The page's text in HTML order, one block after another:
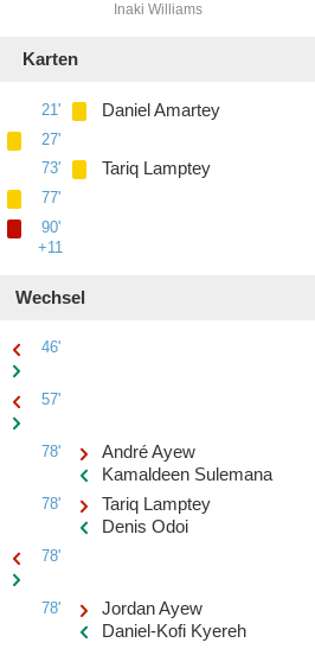
Inaki Williams
Karten
21'
Daniel Amartey
27'
73'
Tariq Lamptey
77'
90'
+11
Wechsel
46'
57'
78'
André Ayew
Kamaldeen Sulemana
78'
Tariq Lamptey
Denis Odoi
78'
78'
Jordan Ayew
Daniel-Kofi Kyereh